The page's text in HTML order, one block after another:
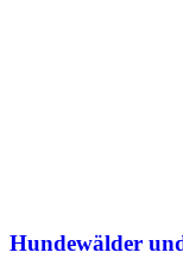
Hundewälder